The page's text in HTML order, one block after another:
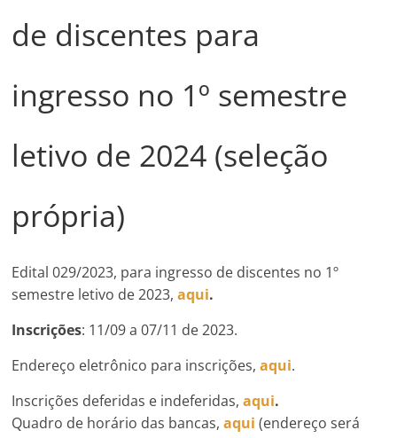
de discentes para
ingresso no 1º semestre
letivo de 2024 (seleção
própria)
Edital 029/2023, para ingresso de discentes no 1º
semestre letivo de 2023,aqui.
Inscrições: 11/09 a 07/11 de 2023.
Endereço eletrônico para inscrições,aqui.
Inscrições deferidas e indeferidas, aqui.
Quadro de horário das bancas, aqui (endereço será